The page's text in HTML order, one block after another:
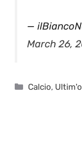
—
March 26,
Categorie
Calcio,